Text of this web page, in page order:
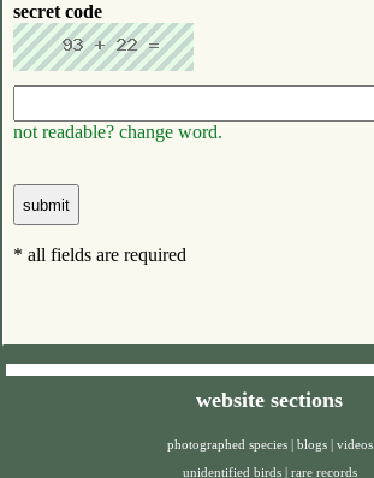
secret code
not readable? change word.
* all fields are required
website sections
photographed species blogs
videos
unidentified birds
rare records